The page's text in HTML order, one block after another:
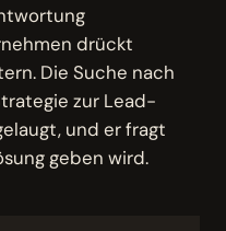
drückt
Die Suche nach
zur Lead-
und er fragt
geben wird.